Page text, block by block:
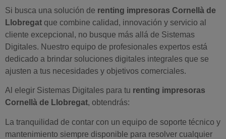
Si busca una solución de renting impresoras Cornellà de
Llobregat que combine calidad, innovación y servicio al
cliente excepcional, no busque más allá de Sistemas
Digitales. Nuestro equipo de profesionales expertos está
dedicado a brindar soluciones digitales integrales que se
ajusten a tus necesidades y objetivos comerciales.
Al elegir Sistemas Digitales para tu renting impresoras
Cornellà de Llobregat, obtendrás:
La tranquilidad de contar con un equipo de soporte técnico y
mantenimiento siempre disponible para resolver cualquier